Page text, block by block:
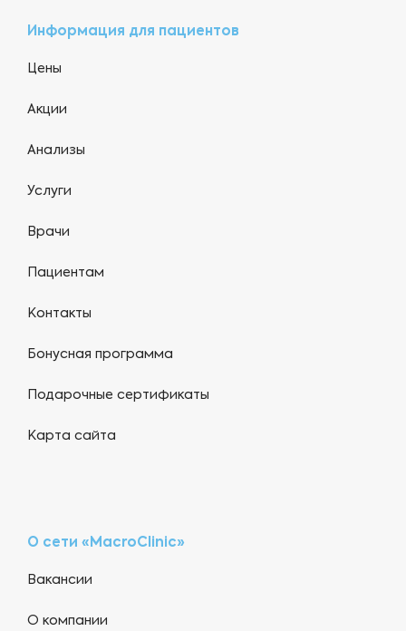
Информация для пациентов
Цены
Акции
Анализы
Услуги
Врачи
Пациентам
Контакты
Бонусная программа
Подарочные сертификаты
Карта сайта
О сети «MacroClinic»
Вакансии
О компании